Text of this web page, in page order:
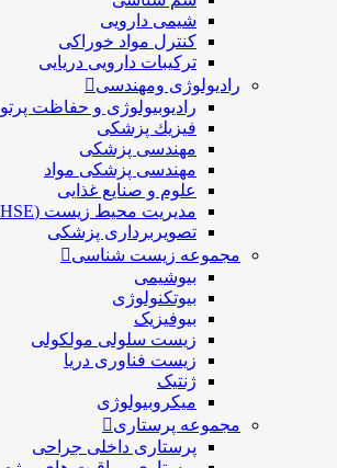
شیمی دارویی
کنترل مواد خوراکی
ترکیبات دارویی دریایی
رادیولوژی ومهندسی
رادیوبیولوژی و حفاظت پرتو
فيزيك پزشکی
مهندسی پزشکی
مهندسی پزشکی مواد
علوم و صنايع غذایی
مدیریت محیط زیست (HSE)
تصویربرداری پزشکی
مجموعه زیست شناسی
بیوشیمی
بیوتکنولوژی
بیوفیزیک
زیست سلولی مولکولی
زیست فناوری دریا
ژنتیک
میکروبیولوژی
مجموعه پرستاری
پرستاری داخلی جراحی